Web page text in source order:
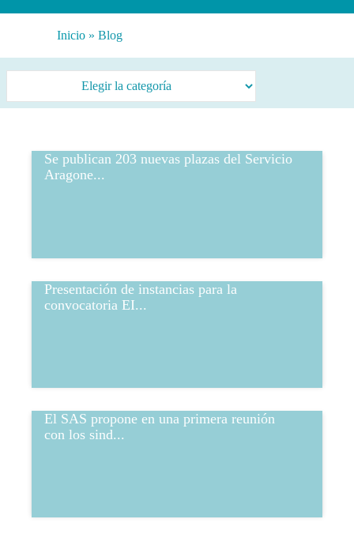
Inicio » Blog
Se publican 203 nuevas plazas del Servicio
Aragone...
Presentación de instancias para la
convocatoria EI...
El SAS propone en una primera reunión
con los sind...